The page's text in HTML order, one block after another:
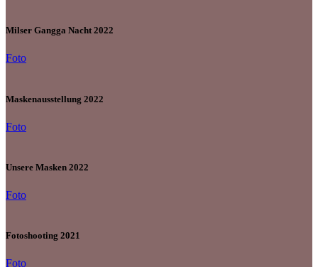
Milser Gangga Nacht 2022
Foto
Maskenausstellung 2022
Foto
Unsere Masken 2022
Foto
Fotoshooting 2021
Foto